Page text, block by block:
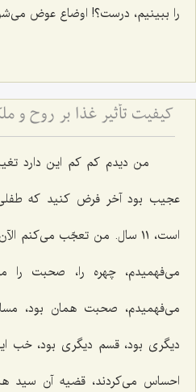
را ببینیم، درست؟! اوضاع عوض
کیفیت تأثیر غذا بر روح و
من دیدم كم كم این دارد
است، ١١ سال. من تعجّب می‌كنم
می‌فهمیدم، چهره را، صحبت را
می‌فهمیدم، صحبت همان بود،
دیگری بود، قسم دیگری بود، خب
احساس می‌كردند، قضیه آن سید